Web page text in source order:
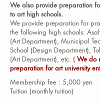
We also provide preparation
to art high schools.
We provide preparation for
the following high schools:
(Art Department), Municipal
School (Design Department),
(Art Department), etc. ( We do
preparation for art university
Membership fee : 5,000 yen
Tuition (monthly tuition)